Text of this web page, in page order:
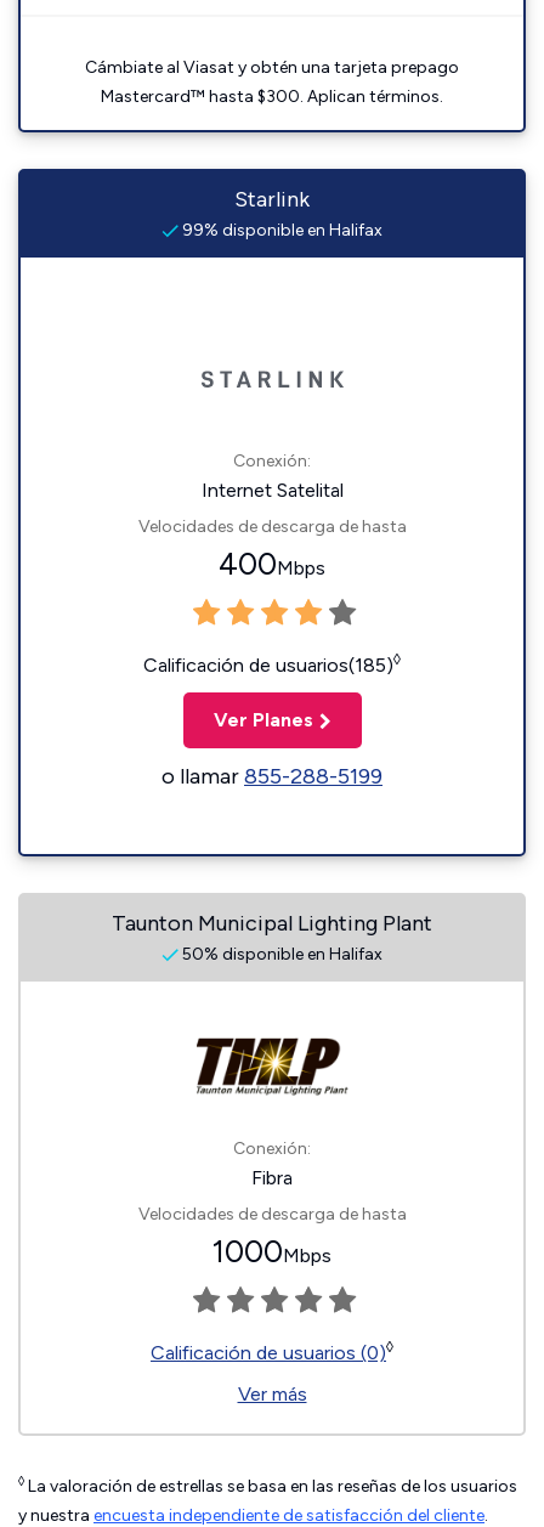
Cámbiate al Viasat y obtén una tarjeta prepago
Mastercard™ hasta $300. Aplican términos.
Starlink
99% disponible en Halifax
Conexión:
Internet Satelital
Velocidades de descarga de hasta
400Mbps
Calificación de usuarios(185)◊
Ver Planes
o llamar855-288-5199
Taunton Municipal Lighting Plant
50% disponible en Halifax
Conexión:
Fibra
Velocidades de descarga de hasta
1000Mbps
Calificación de usuarios (0)◊
Ver más
◊ La valoración de estrellas se basa en las reseñas de los usuarios
y nuestra encuesta independiente de satisfacción del cliente.